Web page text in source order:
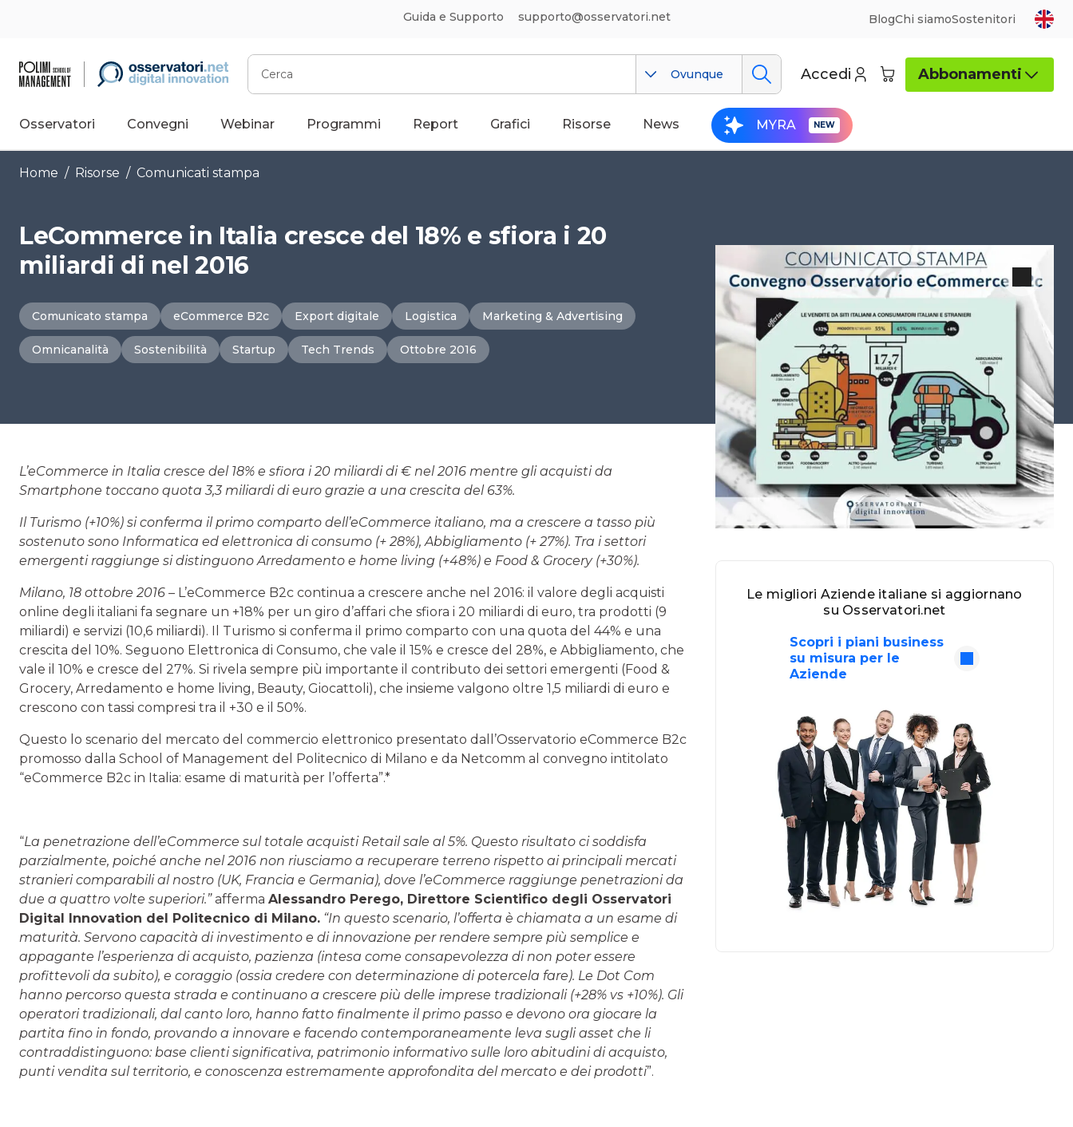
Guida e Supporto supporto@osservatori.net BlogChi siamoSostenitori
Cerca
Ovunque Accedi Abbonamenti
Osservatori Convegni Webinar Programmi Report Grafici Risorse News MYRA
Home / Risorse / Comunicati stampa
LeCommerce in Italia cresce del 18% e sfiora i 20
miliardi di nel 2016
Comunicato stampa eCommerce B2c Export digitale Logistica Marketing & Advertising
Omnicanalità Sostenibilità Startup Tech Trends Ottobre 2016
L’eCommerce in Italia cresce del 18% e sfiora i 20 miliardi di € nel 2016 mentre gli acquisti da
Smartphone toccano quota 3,3 miliardi di euro grazie a una crescita del 63%.
Il Turismo (+10%) si conferma il primo comparto dell’eCommerce italiano, ma a crescere a tasso più
sostenuto sono Informatica ed elettronica di consumo (+ 28%), Abbigliamento (+ 27%). Tra i settori
emergenti raggiunge si distinguono Arredamento e home living (+48%) e Food & Grocery (+30%).
Milano, 18 ottobre 2016 – L’eCommerce B2c continua a crescere anche nel 2016: il valore degli acquisti
online degli italiani fa segnare un +18% per un giro d’affari che sfiora i 20 miliardi di euro, tra prodotti (9
miliardi) e servizi (10,6 miliardi). Il Turismo si conferma il primo comparto con una quota del 44% e una
crescita del 10%. Seguono Elettronica di Consumo, che vale il 15% e cresce del 28%, e Abbigliamento, che
vale il 10% e cresce del 27%. Si rivela sempre più importante il contributo dei settori emergenti (Food &
Grocery, Arredamento e home living, Beauty, Giocattoli), che insieme valgono oltre 1,5 miliardi di euro e
crescono con tassi compresi tra il +30 e il 50%.
Questo lo scenario del mercato del commercio elettronico presentato dall’Osservatorio eCommerce B2c
promosso dalla School of Management del Politecnico di Milano e da Netcomm al convegno intitolato
“eCommerce B2c in Italia: esame di maturità per l’offerta”.*
“La penetrazione dell’eCommerce sul totale acquisti Retail sale al 5%. Questo risultato ci soddisfa
parzialmente, poiché anche nel 2016 non riusciamo a recuperare terreno rispetto ai principali mercati
stranieri comparabili al nostro (UK, Francia e Germania), dove l’eCommerce raggiunge penetrazioni da
due a quattro volte superiori.”afferma Alessandro Perego, Direttore Scientifico degli Osservatori
Digital Innovation del Politecnico di Milano. “In questo scenario, l’offerta è chiamata a un esame di
maturità. Servono capacità di investimento e di innovazione per rendere sempre più semplice e
appagante l’esperienza di acquisto, pazienza (intesa come consapevolezza di non poter essere
profittevoli da subito), e coraggio (ossia credere con determinazione di potercela fare). Le Dot Com
hanno percorso questa strada e continuano a crescere più delle imprese tradizionali (+28% vs +10%). Gli
operatori tradizionali, dal canto loro, hanno fatto finalmente il primo passo e devono ora giocare la
partita fino in fondo, provando a innovare e facendo contemporaneamente leva sugli asset che li
contraddistinguono: base clienti significativa, patrimonio informativo sulle loro abitudini di acquisto,
punti vendita sul territorio, e conoscenza estremamente approfondita del mercato e dei prodotti”.
Le migliori Aziende italiane si aggiornano
su Osservatori.net
Scopri i piani business
su misura per le
Aziende